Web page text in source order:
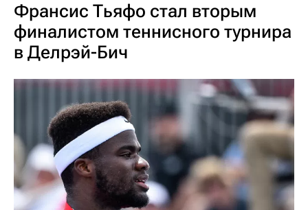
Франсис Тьяфо стал вторым
финалистом теннисного турнира
в Делрэй-Бич